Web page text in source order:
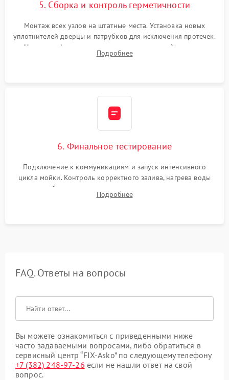
5. Сборка и контроль герметичности
Монтаж всех узлов на штатные места. Установка новых
уплотнителей дверцы и патрубков для исключения протечек.
Надежная фиксация хомутов гидравлической системы,
сборка корпуса и установка датчика поплавка.
Подробнее
6. Финальное тестирование
Подключение к коммуникациям и запуск интенсивного
цикла мойки. Контроль корректного залива, нагрева воды
до нужной температуры, отсутствия посторонних шумов,
штатного слива и абсолютной сухости в поддоне.
Подробнее
FAQ. Ответы на вопросы
Вы можете ознакомиться с приведенными ниже
часто задаваемыми вопросами, либо обратиться в
сервисный центр “FIX-Asko” по следующему телефону
+7 (382) 248-97-26 если не нашли ответ на свой
вопрос.